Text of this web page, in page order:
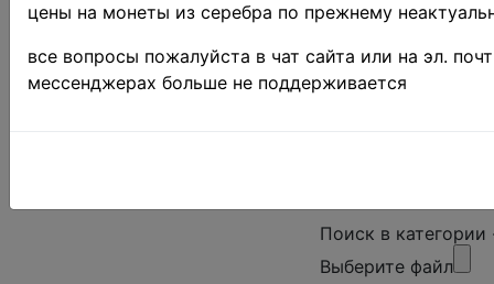
Боны и
банкноты
Иностранные
боны» Азия
Поиск в
Выберите файл
цены на монеты из серебра по прежнему
все вопросы пожалуйста в чат сайта или на эл.
мессенджерах больше не поддерживается